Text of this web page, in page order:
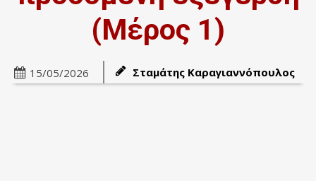
(Μέρος 1)
15/05/2026 Σταμάτης Καραγιαννόπουλος